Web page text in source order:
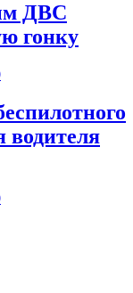
ДВС
гонку
водителя